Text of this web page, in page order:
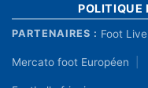
POLITIQUE
PARTENAIRES : Foot Live
Mercato foot Européen